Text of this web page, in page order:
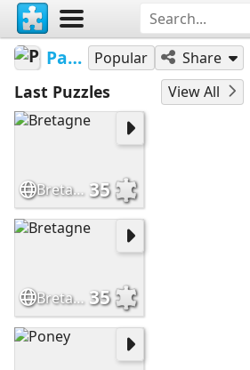
Papyvyvy Popular Share
Last Puzzles View All
Bretagne 35
Bretagne 35